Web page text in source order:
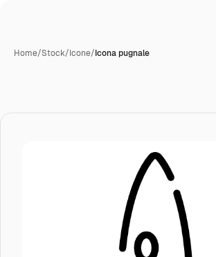
Home/Stock/Icone/Icona pugnale